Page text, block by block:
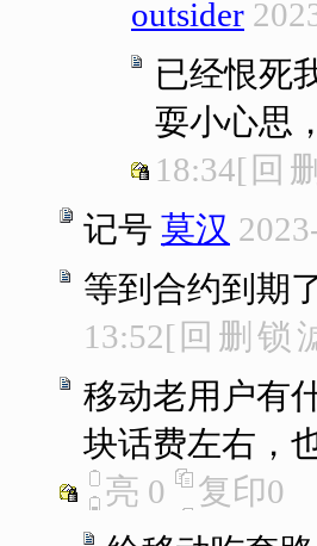
outsider
已经恨死
耍小心思
18:34[ 回 删
记号 莫汉
等到合约到期
13:52[ 回 删 锁
移动老用户有
块话费左右，
亮 0 复印0